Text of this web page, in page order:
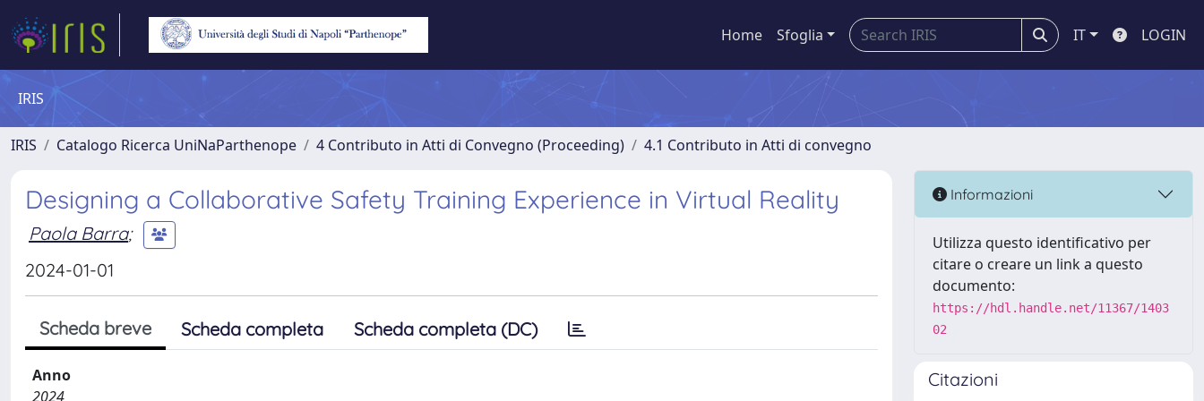
Home Sfoglia IT LOGIN
IRIS
IRIS Catalogo Ricerca UniNaParthenope 4 Contributo in Atti di Convegno (Proceeding) 4.1 Contributo in Atti di convegno
Designing a Collaborative Safety Training Experience in Virtual Reality
Paola Barra;
2024-01-01
Scheda breve Scheda completa Scheda completa (DC)
Anno
2024
Informazioni
Utilizza questo identificativo per
citare o creare un link a questo
documento:
https://hdl.handle.net/11367/1403
02
Citazioni